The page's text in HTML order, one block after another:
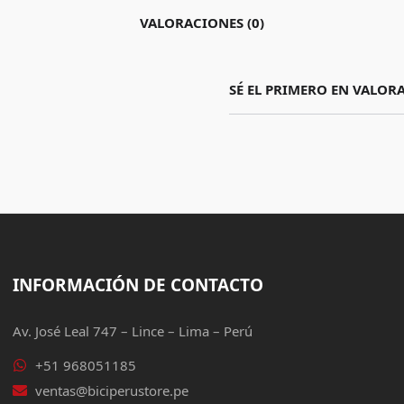
VALORACIONES (0)
SÉ EL PRIMERO EN
INFORMACIÓN DE CONTACTO
Av. José Leal 747 – Lince – Lima – Perú
+51 968051185
ventas@biciperustore.pe